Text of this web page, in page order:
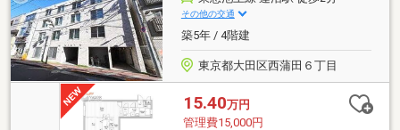
その他の交通
築5年 / 4階建
東京都大田区西蒲田６丁目
15.40万円
管理費15,000円